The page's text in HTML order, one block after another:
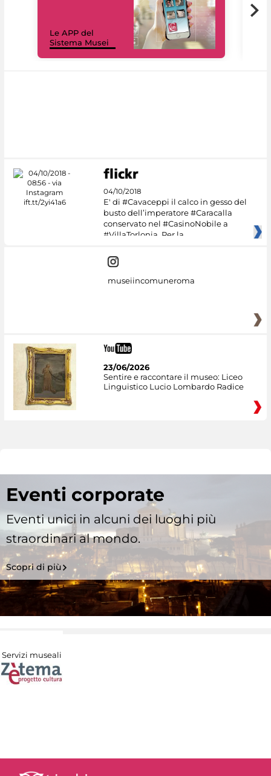
Le APP del
Sistema Musei
04/10/2018
E' di #Cavaceppi il calco in gesso del
busto dell’imperatore #Caracalla
conservato nel #CasinoNobile a
#VillaTorlonia. Per la
museiincomuneroma
23/06/2026
Sentire e raccontare il museo: Liceo
Linguistico Lucio Lombardo Radice
Eventi corporate
Eventi unici in alcuni dei luoghi più
straordinari al mondo.
Scopri di più
Servizi museali